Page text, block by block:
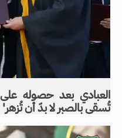
العبادي بعد حصوله على
تُسقى بالصبر لا بدّ أن تُزهر'